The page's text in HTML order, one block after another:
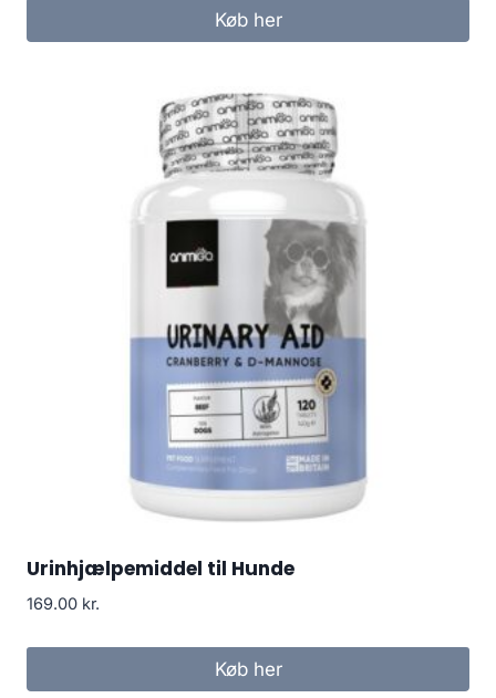
Køb her
Urinhjælpemiddel til Hunde
169.00 kr.
Køb her